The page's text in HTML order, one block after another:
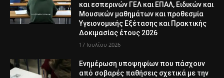
και εσπερινών ΓΕΛ και ΕΠΑΛ, Ειδικών και
Μουσικών μαθημάτων και προθεσμία
Υγειονομικής Εξέτασης και Πρακτικής
Δοκιμασίας έτους 2026
17 Ιουλίου 2026
Ενημέρωση υποψηφίων που πάσχουν
από σοβαρές παθήσεις σχετικά με την